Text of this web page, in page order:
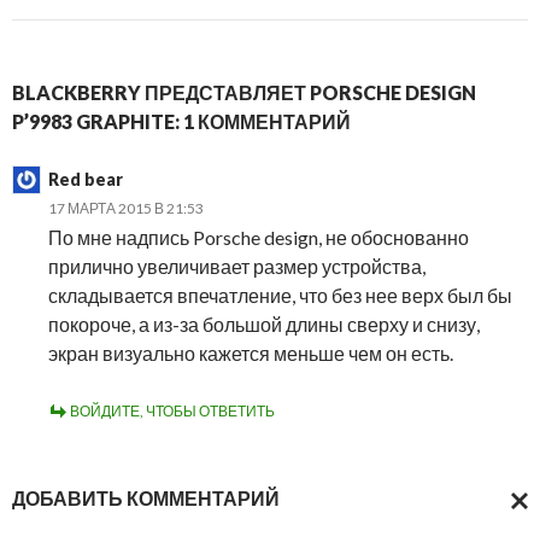
BLACKBERRY ПРЕДСТАВЛЯЕТ PORSCHE DESIGN
P’9983 GRAPHITE: 1 КОММЕНТАРИЙ
Red bear
17 МАРТА 2015 В 21:53
По мне надпись Porsche design, не обоснованно
прилично увеличивает размер устройства,
складывается впечатление, что без нее верх был бы
покороче, а из-за большой длины сверху и снизу,
экран визуально кажется меньше чем он есть.
ВОЙДИТЕ, ЧТОБЫ ОТВЕТИТЬ
ДОБАВИТЬ КОММЕНТАРИЙ